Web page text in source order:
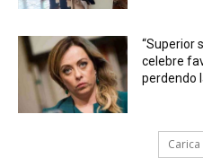
“Superior
celebre
perdendo